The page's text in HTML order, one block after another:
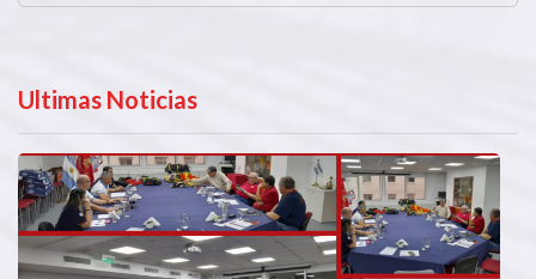
Ultimas Noticias